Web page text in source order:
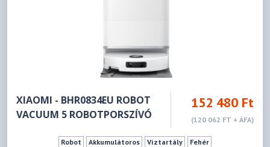
XIAOMI - BHR0834EU ROBOT
VACUUM 5 ROBOTPORSZÍVÓ
152 480 Ft
(120 062 FT + ÁFA)
Robot Akkumulátoros Víztartály Fehér